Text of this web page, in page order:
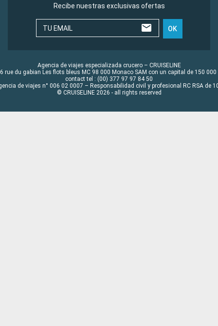
Recibe nuestras exclusivas ofertas
TU EMAIL OK
Agencia de viajes especializada crucero – CRUISELINE
rue du gabian Les flots bleus MC 98 000 Monaco SAM con un capital de 150 000
contact tel : (00) 377 97 97 84 50
de viajes n° 006 02 0007 – Responsabilidad civil y profesional RC RSA de
© CRUISELINE 2026 - all rights reserved